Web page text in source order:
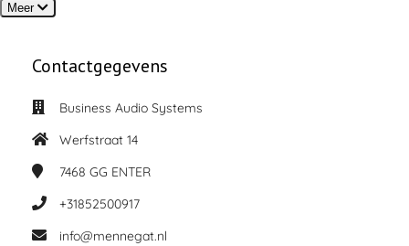
Meer
Contactgegevens
Business Audio Systems
Werfstraat 14
7468 GG ENTER
+31852500917
info@mennegat.nl